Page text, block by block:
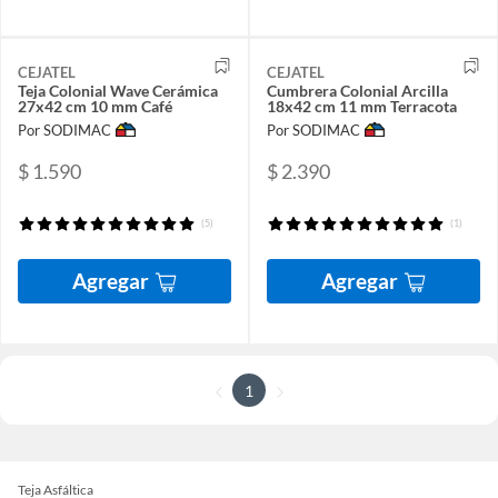
CEJATEL
Teja Colonial Wave Cerámica
27x42 cm 10 mm Café
Por SODIMAC
$ 1.590
(5)
Agregar
CEJATEL
Cumbrera Colonial Arcilla
18x42 cm 11 mm Terracota
Por SODIMAC
$ 2.390
(1)
Agregar
1
Teja Asfáltica